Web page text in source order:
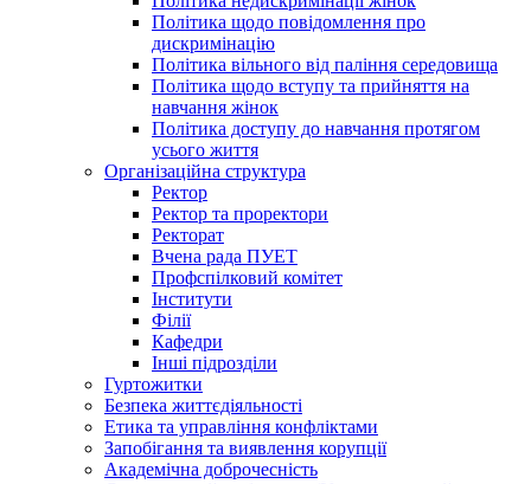
Політика щодо повідомлення про
дискримінацію
Політика вільного від паління середовища
Політика щодо вступу та прийняття на
навчання жінок
Політика доступу до навчання протягом
усього життя
Організаційна структура
Ректор
Ректор та проректори
Ректорат
Вчена рада ПУЕТ
Профспілковий комітет
Інститути
Філії
Кафедри
Інші підрозділи
Гуртожитки
Безпека життєдіяльності
Етика та управління конфліктами
Запобігання та виявлення корупції
Академічна доброчесність